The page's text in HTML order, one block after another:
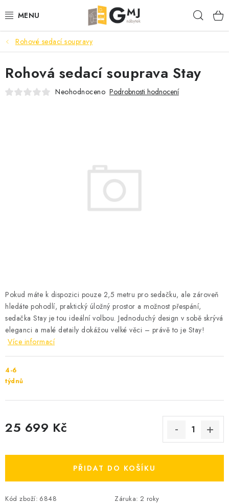
na
SEDACÍ SOUPRAVY
OBÝVACÍ POKOJ
LOŽNICE
Rohové sedací soupravy
Pokud máte k dispozici pouze 2,5 metru pro sedačku, ale zároveň
hledáte pohodlí, praktický úložný prostor a možnost přespání,
sedačka Stay jetou ideální volbou. Jednoduchý design v sobě skrývá
eleganci a malé detaily dokážou velké věci – právěto je Stay!
Více informací
4-6
týdnů
25 699 Kč
PŘIDAT DO KOŠÍKU
Kód zboží: 6848 Záruka: 2 roky
Rohová sedací souprava Stay
Neohodnoceno Podrobnosti hodnocení